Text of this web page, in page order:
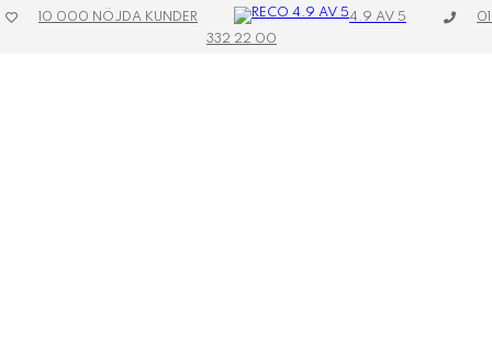
10 000 NÖJDA KUNDER 4.9 AV 5
332 22 00